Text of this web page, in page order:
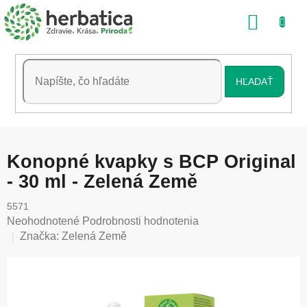
Prejsť
na
obsah
HĽADAŤ
Konopné kvapky s BCP Original
- 30 ml - Zelená Země
5571
Priemerné
hodnotenie
Neohodnotené Podrobnosti hodnotenia
Značka: Zelená Země